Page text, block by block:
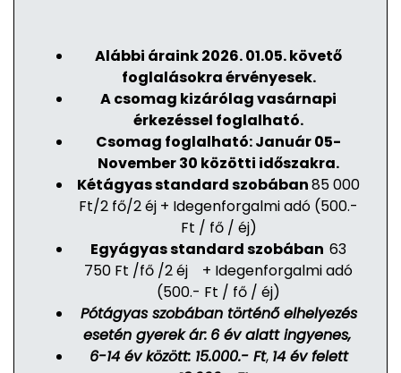
Alábbi áraink 2026.01.05. követő
foglalásokra érvényesek.
A csomag kizárólag vasárnapi
érkezéssel foglalható.
Csomag foglalható: Január 05-
November 30 közötti időszakra.
Kétágyas standard szobában85 000
Ft/2 fő/2 éj + Idegenforgalmi adó (500.-
Ft / fő / éj)
Egyágyas standard szobában 63
750 Ft /fő /2 éj + Idegenforgalmi adó
(500.- Ft / fő / éj)
Pótágyas szobában történő elhelyezés
esetén gyerek ár: 6 év alatt ingyenes,
6-14 év között: 15.000.- Ft, 14 év felett